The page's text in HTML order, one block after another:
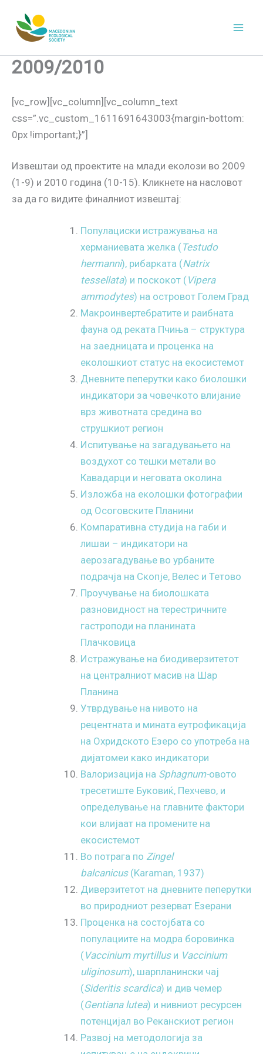
content
2009/2010
[vc_row][vc_column][vc_column_text
css=”.vc_custom_1611691643003{margin-bottom:
0px !important;}”]
Извештаи од проектите на млади еколози во 2009
(1-9) и 2010 година (10-15). Kликнете на насловот
за да го видите финалниот извештај:
Популациски истражувања на
херманиевата желка (Testudo
hermanni), рибарката (Natrix
tessellata) и поскокот (Vipera
ammodytes) на островот Голем Град
Макроинвертебратите и раибната
фауна од реката Пчиња – структура
на заедницата и проценка на
еколошкиот статус на екосистемот
Дневните пеперутки како биолошки
индикатори за човечкото влијание
врз животната средина во
струшкиот регион
Испитување на загадувањето на
воздухот со тешки метали во
Кавадарци и неговата околина
Изложба на еколошки фотографии
од Осоговските Планини
Компаративна студија на габи и
лишаи – индикатори на
аерозагадување во урбаните
подрачја на Скопје, Велес и Тетово
Проучување на биолошката
разновидност на терестричните
гастроподи на планината
Плачковица
Истражување на биодиверзитетот
на централниот масив на Шар
Планина
Утврдување на нивото на
рецентната и мината еутрофикација
на Охридското Езеро со употреба на
дијатомеи како индикатори
Валоризација на Sphagnum-овото
тресетиште Буковиќ, Пехчево, и
определување на главните фактори
кои влијаат на промените на
екосистемот
Во потрага по Zingel
balcanicus (Karaman, 1937)
Диверзитетот на дневните пеперутки
во природниот резерват Езерани
Проценка на состојбата со
популациите на модра боровинка
(Vaccinium myrtillusи Vaccinium
uliginosum), шарпланински чај
(Sideritis scardica) и див чемер
(Gentiana lutea) и нивниот ресурсен
потенцијал во Реканскиот регион
Развој на методологија за